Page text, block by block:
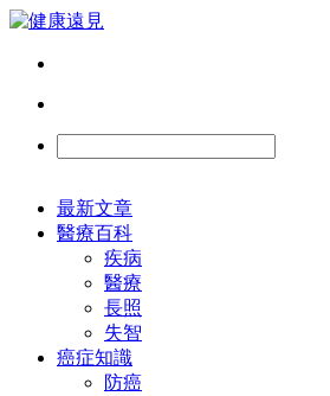
最新文章
醫療百科
疾病
醫療
長照
失智
癌症知識
防癌